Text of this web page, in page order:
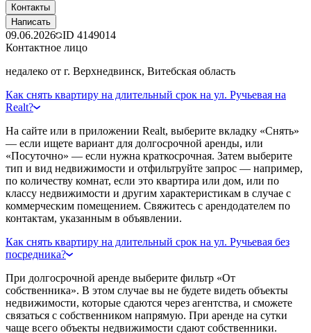
Контакты
Написать
09.06.2026 ID 4149014
Контактное лицо
недалеко от г. Верхнедвинск, Витебская область
Как снять квартиру на длительный срок на ул. Ручьевая на
Realt?
На сайте или в приложении Realt, выберите вкладку «Снять»
— если ищете вариант для долгосрочной аренды, или
«Посуточно» — если нужна краткосрочная. Затем выберите
тип и вид недвижимости и отфильтруйте запрос — например,
по количеству комнат, если это квартира или дом, или по
классу недвижимости и другим характеристикам в случае с
коммерческим помещением. Свяжитесь с арендодателем по
контактам, указанным в объявлении.
Как снять квартиру на длительный срок на ул. Ручьевая без
посредника?
При долгосрочной аренде выберите фильтр «От
собственника». В этом случае вы не будете видеть объекты
недвижимости, которые сдаются через агентства, и сможете
связаться с собственником напрямую. При аренде на сутки
чаще всего объекты недвижимости сдают собственники.